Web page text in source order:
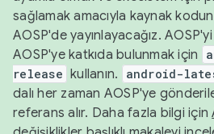
sağlamak amacıyla kaynak
AOSP'de yayınlayacağız.
AOSP'ye katkıda bulunmak için
release kullanın. android-
dalı her zaman AOSP'ye
referans alır. Daha fazla bilgi için